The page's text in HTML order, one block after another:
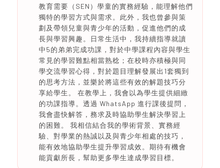
教育需要（SEN）學童的實務經驗，能理解他們
獨特的學習方式與需求。此外，我也曾參與策
劃及帶領兒童與青少年的活動，促進他們的成
長與學習興趣。日常生活中，我持續指導就讀
中5的弟弟完成功課，對於中學課程內容與學生
常見的學習難點相當熟稔；在校時亦積極與同
學交流學習心得，對於題目理解發展出1套獨到
的思考方法，並樂於將這些有效的解題技巧分
享給學生。 在教學上，我會以為學生提供細緻
的功課指導。透過 WhatsApp 進行課後提問，
我會盡快解答，務求及時協助學生解決學習上
的困難。 我相信結合我的學術背景、實務經
驗、對學業的熱誠以及與青少年相處的技巧，
能有效地協助學生提升學習成效。期待有機會
能貢獻所長，幫助更多學生達成學習目標。